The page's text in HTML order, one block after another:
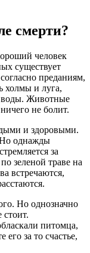
смерти?
человек
существует
преданиям,
холмы и луга,
воды. Животные
не болит.
и здоровыми.
Но однажды
за
зеленой траве на
встречаются,
Но однозначно
стоит.
питомца,
за то счастье,